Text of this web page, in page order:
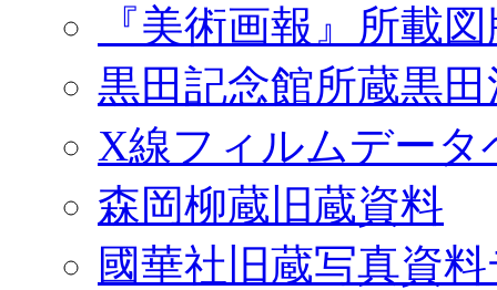
『美術画報』所載
黒田記念館所蔵黒
X線フィルムデータ
森岡柳蔵旧蔵資料
國華社旧蔵写真資